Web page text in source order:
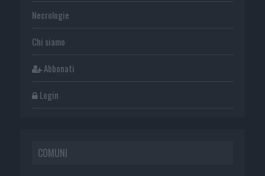
Necrologie
Chi siamo
Abbonati
Login
COMUNI